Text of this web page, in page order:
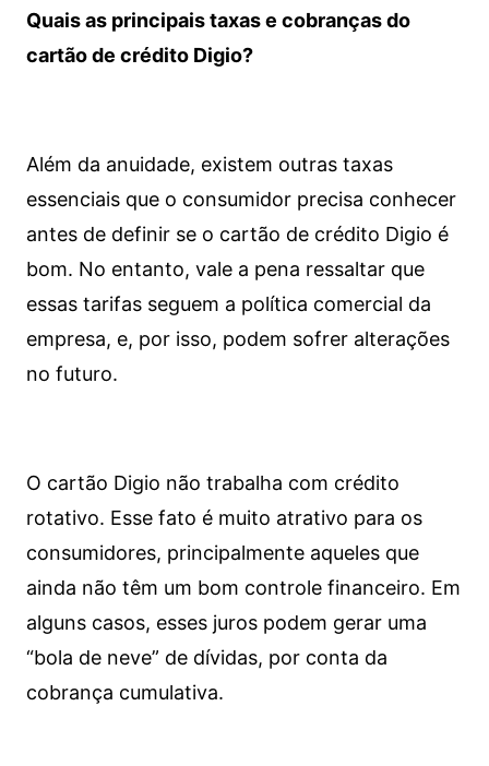
Quais as principais taxas e cobranças do
cartão de crédito Digio?
Além da anuidade, existem outras taxas
essenciais que o consumidor precisa conhecer
antes de definir se o cartão de crédito Digio é
bom. No entanto, vale a pena ressaltar que
essas tarifas seguem a política comercial da
empresa, e, por isso, podem sofrer alterações
no futuro.
O cartão Digio não trabalha com crédito
rotativo. Esse fato é muito atrativo para os
consumidores, principalmente aqueles que
ainda não têm um bom controle financeiro. Em
alguns casos, esses juros podem gerar uma
“bola de neve” de dívidas, por conta da
cobrança cumulativa.